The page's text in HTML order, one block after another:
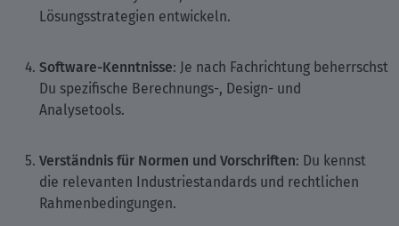
Lösungsstrategien entwickeln.
Software-Kenntnisse: Je nach Fachrichtung beherrschst
Du spezifische Berechnungs-, Design- und
Analysetools.
Verständnis für Normen und Vorschriften: Du kennst
die relevanten Industriestandards und rechtlichen
Rahmenbedingungen.